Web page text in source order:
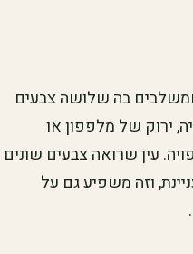
בה שלושה צבעים
ירוק של מלפפון או
עין שרואה צבעים שונים
וזה משפיע גם על